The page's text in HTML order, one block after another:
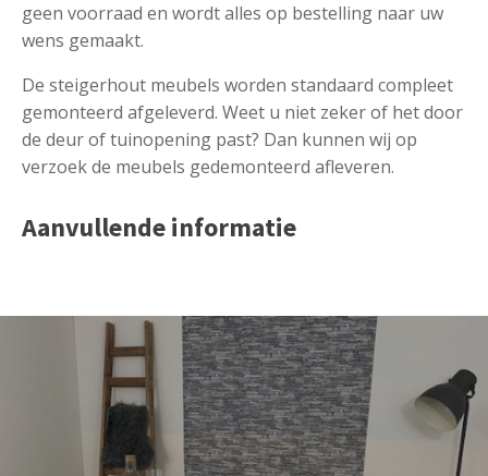
geen voorraad en wordt alles op bestelling naar uw
wens gemaakt.
De steigerhout meubels worden standaard compleet
gemonteerd afgeleverd. Weet u niet zeker of het door
de deur of tuinopening past? Dan kunnen wij op
verzoek de meubels gedemonteerd afleveren.
Aanvullende informatie